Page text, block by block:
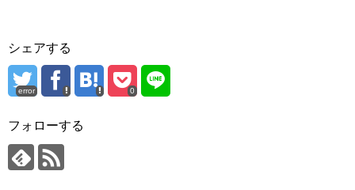
シェアする
error 0
フォローする